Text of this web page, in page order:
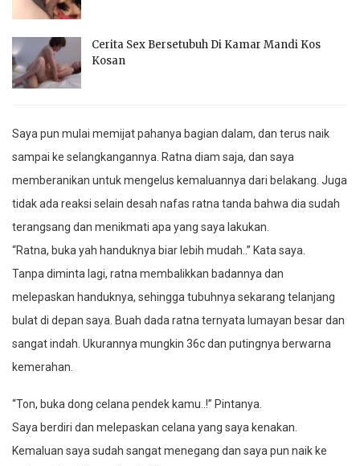
Cerita Sex Bersetubuh Di Kamar Mandi Kos
Kosan
Saya pun mulai memijat pahanya bagian dalam, dan terus naik
sampai ke selangkangannya. Ratna diam saja, dan saya
memberanikan untuk mengelus kemaluannya dari belakang. Juga
tidak ada reaksi selain desah nafas ratna tanda bahwa dia sudah
terangsang dan menikmati apa yang saya lakukan.
“Ratna, buka yah handuknya biar lebih mudah..” Kata saya.
Tanpa diminta lagi, ratna membalikkan badannya dan
melepaskan handuknya, sehingga tubuhnya sekarang telanjang
bulat di depan saya. Buah dada ratna ternyata lumayan besar dan
sangat indah. Ukurannya mungkin 36c dan putingnya berwarna
kemerahan.
“Ton, buka dong celana pendek kamu..!” Pintanya.
Saya berdiri dan melepaskan celana yang saya kenakan.
Kemaluan saya sudah sangat menegang dan saya pun naik ke